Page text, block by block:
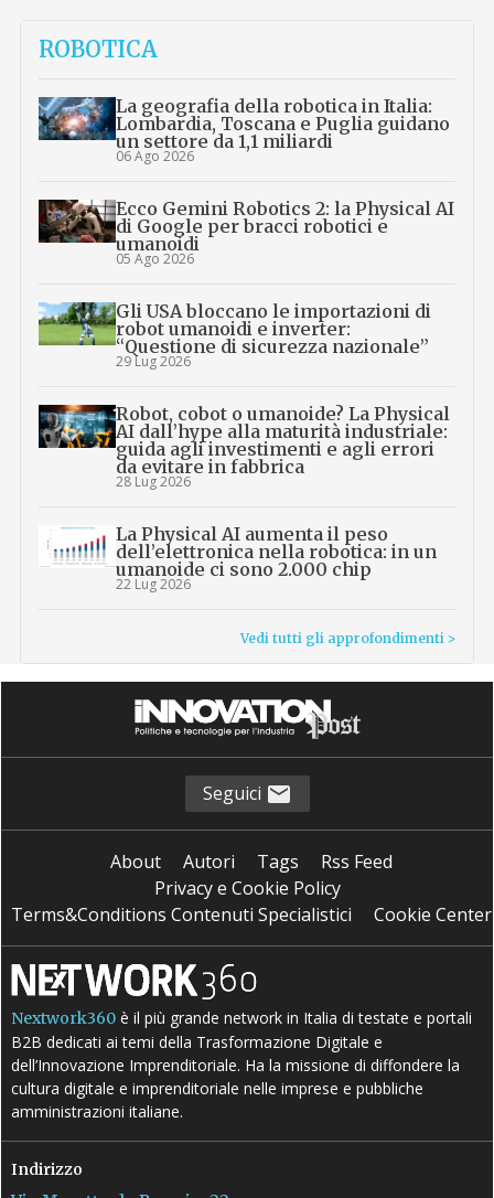
ROBOTICA
La geografia della robotica in Italia:
Lombardia, Toscana e Puglia guidano
un settore da 1,1 miliardi
06 Ago 2026
Ecco Gemini Robotics 2: la Physical AI
di Google per bracci robotici e
umanoidi
05 Ago 2026
Gli USA bloccano le importazioni di
robot umanoidi e inverter:
“Questione di sicurezza nazionale”
29 Lug 2026
Robot, cobot o umanoide? La Physical
AI dall’hype alla maturità industriale:
guida agli investimenti e agli errori
da evitare in fabbrica
28 Lug 2026
La Physical AI aumenta il peso
dell’elettronica nella robotica: in un
umanoide ci sono 2.000 chip
22 Lug 2026
Vedi tutti gli approfondimenti >
Seguici
About Autori Tags
Rss Feed
Privacy e Cookie Policy
Terms&Conditions Contenuti Specialistici
Cookie Center
Nextwork360 è il più grande network in Italia di testate e portali
B2B dedicati ai temi della Trasformazione Digitale e
dell’Innovazione Imprenditoriale. Ha la missione di diffondere la
cultura digitale e imprenditoriale nelle imprese e pubbliche
amministrazioni italiane.
Indirizzo